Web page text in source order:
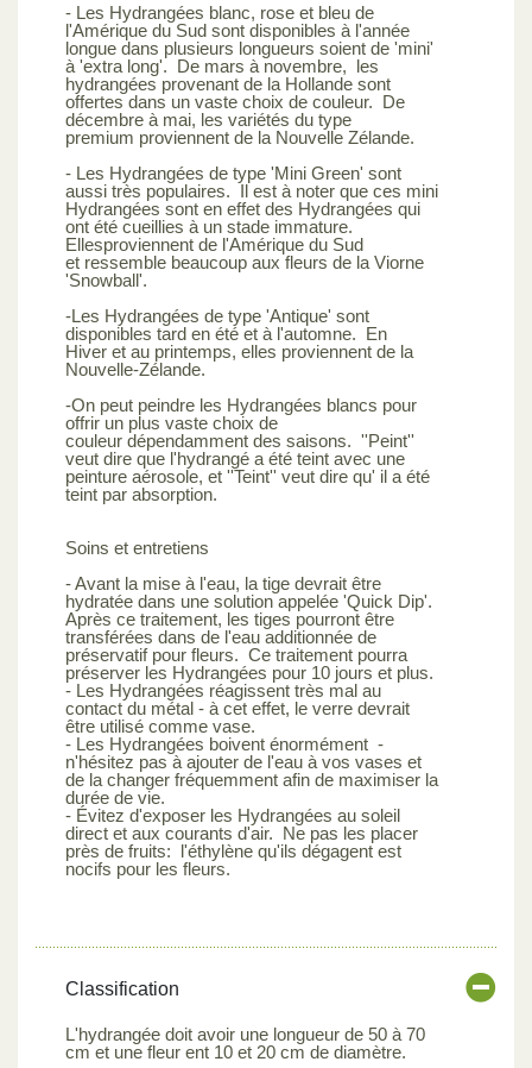
- Les Hydrangées blanc, rose et bleu de
l'Amérique du Sud sont disponibles à l'année
longue dans plusieurs longueurs soient de 'mini'
à 'extra long'. De mars à novembre, les
hydrangées provenant de la Hollande sont
offertes dans un vaste choix de couleur. De
décembre à mai, les variétés du type
premium proviennent de la Nouvelle Zélande.
- Les Hydrangées de type 'Mini Green' sont
aussi très populaires. Il est à noter que ces mini
Hydrangées sont en effet des Hydrangées qui
ont été cueillies à un stade immature.
Ellesproviennent de l'Amérique du Sud
et ressemble beaucoup aux fleurs de la Viorne
'Snowball'.
-Les Hydrangées de type 'Antique' sont
disponibles tard en été et à l'automne. En
Hiver et au printemps, elles proviennent de la
Nouvelle-Zélande.
-On peut peindre les Hydrangées blancs pour
offrir un plus vaste choix de
couleur dépendamment des saisons. ''Peint''
veut dire que l'hydrangé a été teint avec une
peinture aérosole, et ''Teint'' veut dire qu' il a été
teint par absorption.
Soins et entretiens
- Avant la mise à l'eau, la tige devrait être
hydratée dans une solution appelée 'Quick Dip'.
Après ce traitement, les tiges pourront être
transférées dans de l'eau additionnée de
préservatif pour fleurs. Ce traitement pourra
préserver les Hydrangées pour 10 jours et plus.
- Les Hydrangées réagissent très mal au
contact du métal - à cet effet, le verre devrait
être utilisé comme vase.
- Les Hydrangées boivent énormément -
n'hésitez pas à ajouter de l'eau à vos vases et
de la changer fréquemment afin de maximiser la
durée de vie.
- Évitez d'exposer les Hydrangées au soleil
direct et aux courants d'air. Ne pas les placer
près de fruits: l'éthylène qu'ils dégagent est
nocifs pour les fleurs.
Classification
L'hydrangée doit avoir une longueur de 50 à 70
cm et une fleur ent 10 et 20 cm de diamètre.